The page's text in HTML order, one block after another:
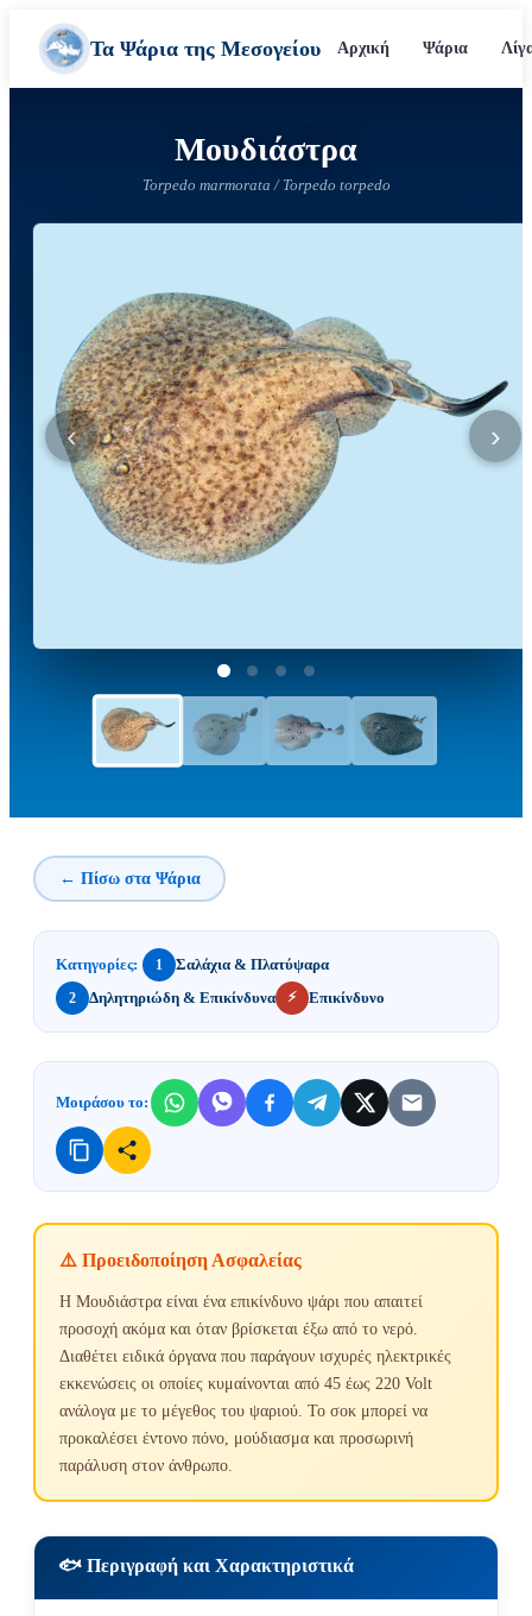
Τα Ψάρια της Μεσογείου Αρχική Ψάρια
Μουδιάστρα
Torpedo marmorata / Torpedo torpedo
‹ ›
← Πίσω στα Ψάρια
Κατηγορίες: 1 Σαλάχια & Πλατύψαρα
2 Δηλητηριώδη & Επικίνδυνα ⚡ Επικίνδυνο
Μοιράσου το:
⚠️ Προειδοποίηση Ασφαλείας
Η Μουδιάστρα είναι ένα επικίνδυνο ψάρι που απαιτεί
προσοχή ακόμα και όταν βρίσκεται έξω από το νερό.
Διαθέτει ειδικά όργανα που παράγουν ισχυρές ηλεκτρικές
εκκενώσεις οι οποίες κυμαίνονται από 45 έως 220 Volt
ανάλογα με το μέγεθος του ψαριού. Το σοκ μπορεί να
προκαλέσει έντονο πόνο, μούδιασμα και προσωρινή
παράλυση στον άνθρωπο.
🐟 Περιγραφή και Χαρακτηριστικά